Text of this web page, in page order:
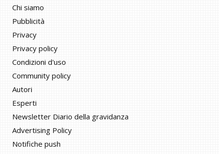
Chi siamo
Pubblicità
Privacy
Privacy policy
Condizioni d'uso
Community policy
Autori
Esperti
Newsletter Diario della gravidanza
Advertising Policy
Notifiche push